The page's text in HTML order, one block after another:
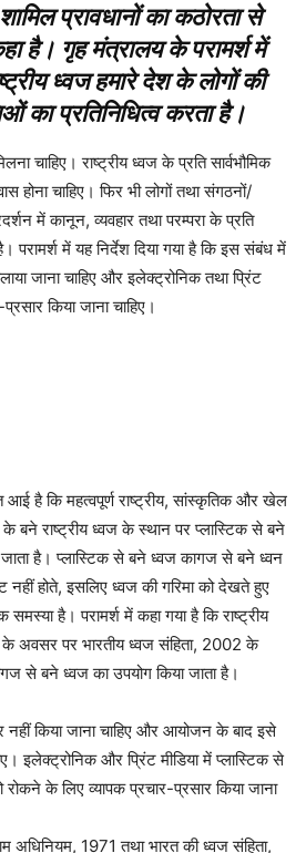
प्रावधानों का कठोरता से
है। गृह मंत्रालय के परामर्श में
ध्वज हमारे देश के लोगों की
प्रतिनिधित्व करता है।
चाहिए। राष्ट्रीय ध्वज के प्रति सार्वभौमिक
होना चाहिए। फिर भी लोगों तथा संगठनों/
में कानून, व्यवहार तथा परम्परा के प्रति
परामर्श में यह निर्देश दिया गया है कि इस संबंध में
जाना चाहिए और इलेक्ट्रोनिक तथा प्रिंट
किया जाना चाहिए।
आई है कि महत्वपूर्ण राष्ट्रीय, सांस्कृतिक और खेल
राष्ट्रीय ध्वज के स्थान पर प्लास्टिक से बने
जाता है। प्लास्टिक से बने ध्वज कागज से बने ध्वन
नहीं होते, इसलिए ध्वज की गरिमा को देखते हुए
समस्या है। परामर्श में कहा गया है कि राष्ट्रीय
अवसर पर भारतीय ध्वज संहिता, 2002 के
से बने ध्वज का उपयोग किया जाता है।
किया जाना चाहिए और आयोजन के बाद इसे
इलेक्ट्रोनिक और प्रिंट मीडिया में प्लास्टिक से
के लिए व्यापक प्रचार-प्रसार किया जाना
अधिनियम, 1971 तथा भारत की ध्वज संहिता,